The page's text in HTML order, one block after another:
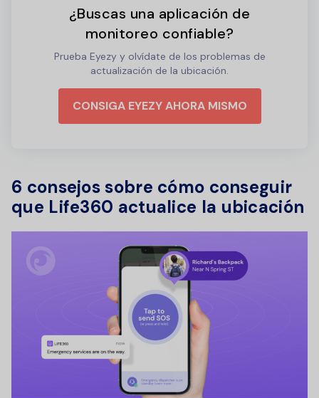
¿Buscas una aplicación de
monitoreo confiable?
Prueba Eyezy y olvídate de los problemas de
actualización de la ubicación.
CONSIGA EYEZY AHORA MISMO
6 consejos sobre cómo conseguir
que Life360 actualice la ubicación